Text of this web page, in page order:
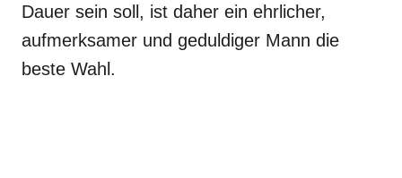
Dauer sein soll, ist daher ein ehrlicher,
aufmerksamer und geduldiger Mann die
beste Wahl.